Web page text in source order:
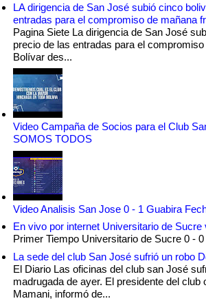
LA dirigencia de San José subió cinco
entradas para el compromiso de mañana
Pagina Siete La dirigencia de San José
precio de las entradas para el
Bolívar des...
Video Campaña de Socios para el Club
SOMOS TODOS
Video Analisis San Jose 0 - 1 Guabira
En vivo por internet Universitario de
Primer Tiempo Universitario de Sucre 0 -
La sede del club San José sufrió un robo
El Diario Las oficinas del club san José
madrugada de ayer. El presidente del club
Mamani, informó de...